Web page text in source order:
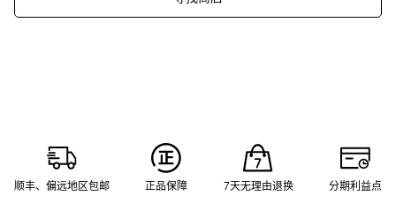
顺丰、偏远地区包邮 正品保障 7天无理由退换 分期利益点